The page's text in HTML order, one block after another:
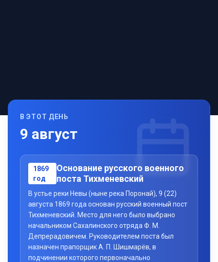
В ЭТОТ ДЕНЬ
9 август
1869
год
Основание русского военного
поста Тихменевский
В устье реки Невы (ныне река Поронай), 9 (22)
августа 1869 года основан русский военный пост
Тихменевский. Место для него было выбрано
начальником Сахалинского отряда Ф. М.
Депрерадовичем. Руководителем поста был
назначен прапорщик А. П. Шишмарёв, в
подчинении которого первоначально